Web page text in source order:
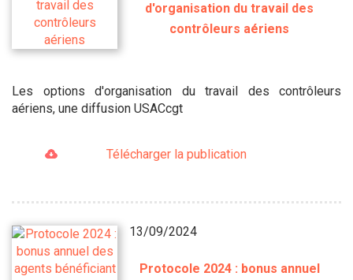
d'organisation du travail des
contrôleurs aériens
Les options d'organisation du travail des contrôleurs
aériens, une diffusion USACcgt
Télécharger la publication
13/09/2024
Protocole 2024 : bonus annuel